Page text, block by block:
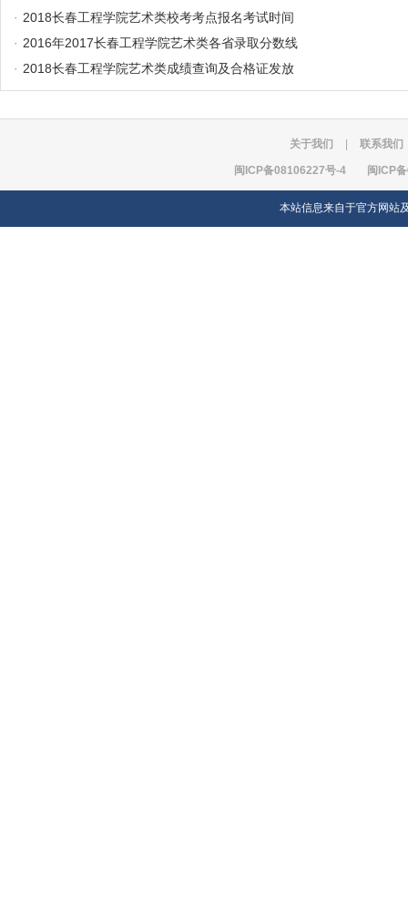
· 2018长春工程学院艺术类校考考点报名考试时间
· 2016年2017长春工程学院艺术类各省录取分数线
· 2018长春工程学院艺术类成绩查询及合格证发放
关于我们 联系我们
闽ICP备08106227号-4 闽ICP
本站信息来自于官方网站